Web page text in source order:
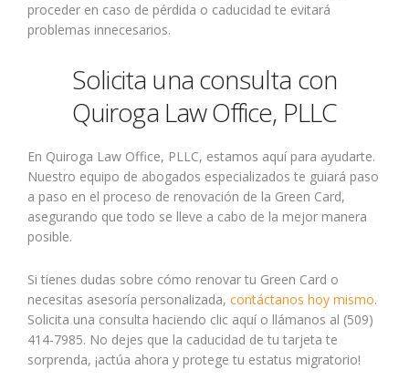
proceder en caso de pérdida o caducidad te evitará
problemas innecesarios.
Solicita una consulta con
Quiroga Law Office, PLLC
En Quiroga Law Office, PLLC, estamos aquí para ayudarte.
Nuestro equipo de abogados especializados te guiará paso
a paso en el proceso de renovación de la Green Card,
asegurando que todo se lleve a cabo de la mejor manera
posible.
Si tienes dudas sobre cómo renovar tu Green Card o
necesitas asesoría personalizada, contáctanos hoy mismo.
Solicita una consulta haciendo clic aquí o llámanos al (509)
414-7985. No dejes que la caducidad de tu tarjeta te
sorprenda, ¡actúa ahora y protege tu estatus migratorio!